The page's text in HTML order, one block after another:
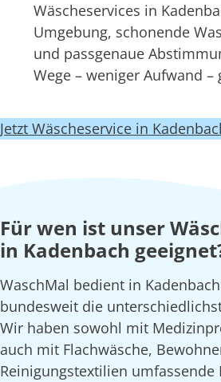
Wäscheservices in
Umgebung, schonende
und passgenaue
Wege – weniger Aufwand –
Jetzt Wäscheservice in
Für wen ist unser
in Kadenbach
WaschMal bedient in
bundesweit die
Wir haben sowohl mit
auch mit Flachwäsche,
Reinigungstextilien umfassende